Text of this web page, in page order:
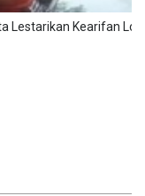
Lestarikan Kearifan